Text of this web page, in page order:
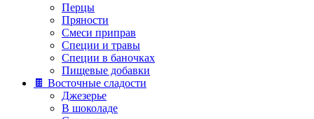
Перцы
Пряности
Смеси приправ
Специи и травы
Специи в баночках
Пищевые добавки
🍫 Восточные сладости
Джезерье
В шоколаде